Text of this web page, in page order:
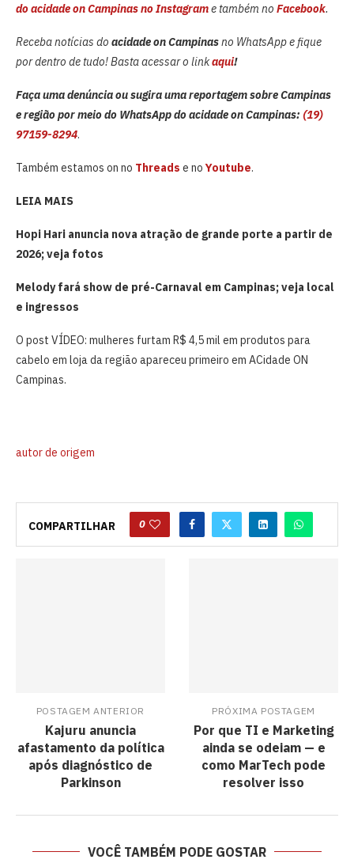
do acidade on Campinas no Instagrame também no Facebook.
Receba notícias do acidade on Campinasno WhatsApp e fique
por dentro de tudo! Basta acessar o linkaqui!
Faça uma denúncia ou sugira uma reportagem sobre Campinas
e região por meio do WhatsApp do acidade on Campinas: (19)
97159-8294.
Também estamos on no Threads e noYoutube.
LEIA MAIS
Hopi Hari anuncia nova atração de grande porte a partir de
2026; veja fotos
Melody fará show de pré-Carnaval em Campinas; veja local
e ingressos
O post VÍDEO: mulheres furtam R$ 4,5 mil em produtos para
cabelo em loja da região apareceu primeiro em ACidade ON
Campinas.
autor de origem
COMPARTILHAR 0
POSTAGEM ANTERIOR
Kajuru anuncia
afastamento da política
após diagnóstico de
Parkinson
PRÓXIMA POSTAGEM
Por que TI e Marketing
ainda se odeiam — e
como MarTech pode
resolver isso
VOCÊ TAMBÉM PODE GOSTAR